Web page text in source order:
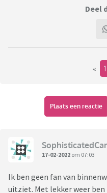
Deel
«
Plaats een reactie
17-02-2022 om 07:03
Ik ben geen fan van
uitziet. Met lekker weer